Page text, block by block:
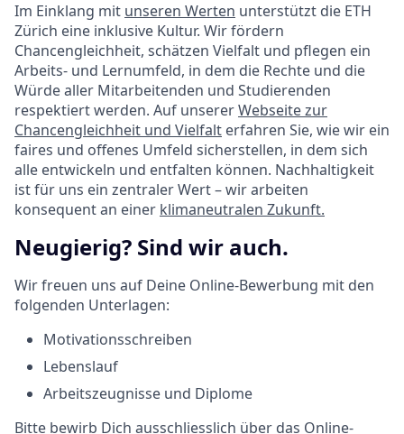
Im Einklang mit unseren Werten unterstützt die ETH
Zürich eine inklusive Kultur. Wir fördern
Chancengleichheit, schätzen Vielfalt und pflegen ein
Arbeits- und Lernumfeld, in dem die Rechte und die
Würde aller Mitarbeitenden und Studierenden
respektiert werden. Auf unsererWebseite zur
Chancengleichheit und Vielfalt erfahren Sie, wie wir ein
faires und offenes Umfeld sicherstellen, in dem sich
alle entwickeln und entfalten können. Nachhaltigkeit
ist für uns ein zentraler Wert – wir arbeiten
konsequent an einer klimaneutralen Zukunft.
Neugierig? Sind wir auch.
Wir freuen uns auf Deine Online-Bewerbung mit den
folgenden Unterlagen:
Motivationsschreiben
Lebenslauf
Arbeitszeugnisse und Diplome
Bitte bewirb Dich ausschliesslich über das Online-